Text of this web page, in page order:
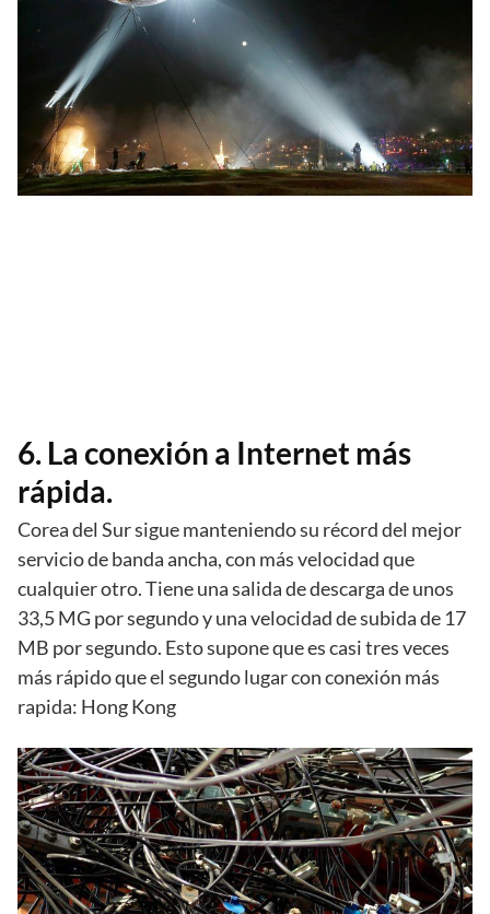
6. La conexión a Internet más
rápida.
Corea del Sur sigue manteniendo su récord del mejor
servicio de banda ancha, con más velocidad que
cualquier otro. Tiene una salida de descarga de unos
33,5 MG por segundo y una velocidad de subida de 17
MB por segundo. Esto supone que es casi tres veces
más rápido que el segundo lugar con conexión más
rapida: Hong Kong